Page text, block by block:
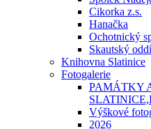
Cikorka z.s.
Hanačka
Ochotnický
Skautský
Knihovna Slatinice
Fotogalerie
PAMÁTKY
Výškové
2026